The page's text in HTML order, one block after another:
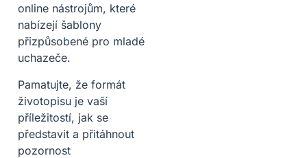
online nástrojům, které
nabízejí šablony
přizpůsobené pro mladé
uchazeče.
Pamatujte, že formát
životopisu je vaší
příležitostí, jak se
představit a přitáhnout
pozornost